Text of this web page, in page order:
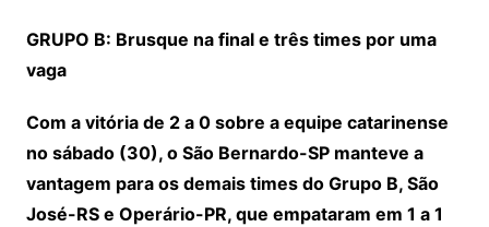
GRUPO B: Brusque na final e três times por uma
vaga
Com a vitória de 2 a 0 sobre a equipe catarinense
no sábado (30), o São Bernardo-SP manteve a
vantagem para os demais times do Grupo B, São
José-RS e Operário-PR, que empataram em 1 a 1